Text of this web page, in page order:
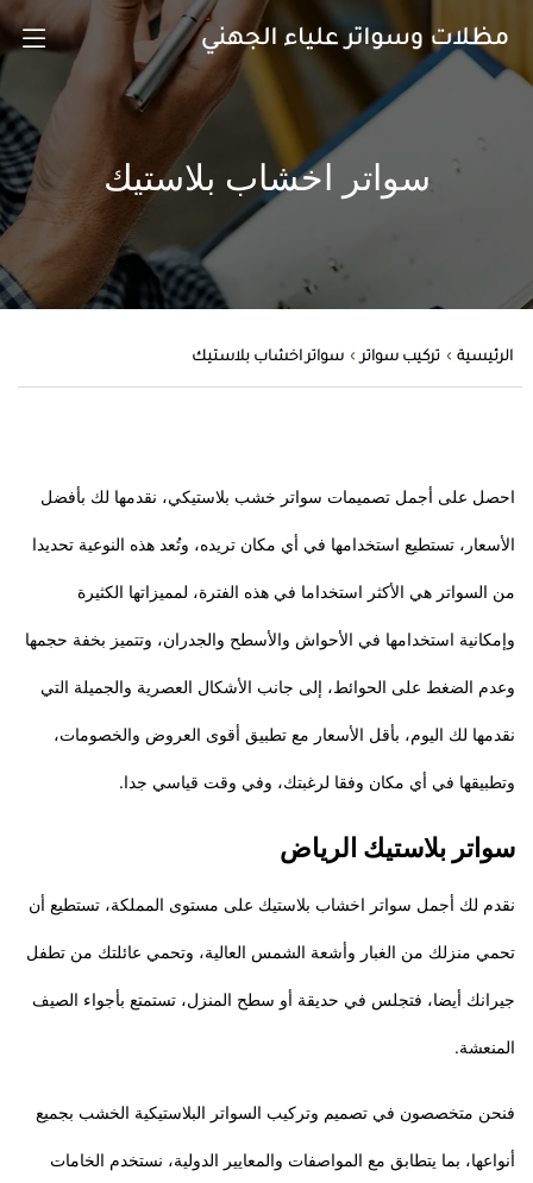
سواتر اخشاب بلاستيك
الرئيسية تركيب سواتر سواتر اخشاب بلاستيك
احصل على أجمل تصميمات سواتر خشب بلاستيكي، نقدمها لك بأفضل
الأسعار، تستطيع استخدامها في أي مكان تريده، وتُعد هذه النوعية تحديدا
من السواتر هي الأكثر استخداما في هذه الفترة، لمميزاتها الكثيرة
وإمكانية استخدامها في الأحواش والأسطح والجدران، وتتميز بخفة حجمها
وعدم الضغط على الحوائط، إلى جانب الأشكال العصرية والجميلة التي
نقدمها لك اليوم، بأقل الأسعار مع تطبيق أقوى العروض والخصومات،
وتطبيقها في أي مكان وفقا لرغبتك، وفي وقت قياسي جدا.
سواتر بلاستيك الرياض
نقدم لك أجمل سواتر اخشاب بلاستيك على مستوى المملكة، تستطيع أن
تحمي منزلك من الغبار وأشعة الشمس العالية، وتحمي عائلتك من تطفل
جيرانك أيضا، فتجلس في حديقة أو سطح المنزل، تستمتع بأجواء الصيف
المنعشة.
فنحن متخصصون في تصميم وتركيب السواتر البلاستيكية الخشب بجميع
أنواعها، بما يتطابق مع المواصفات والمعايير الدولية، نستخدم الخامات